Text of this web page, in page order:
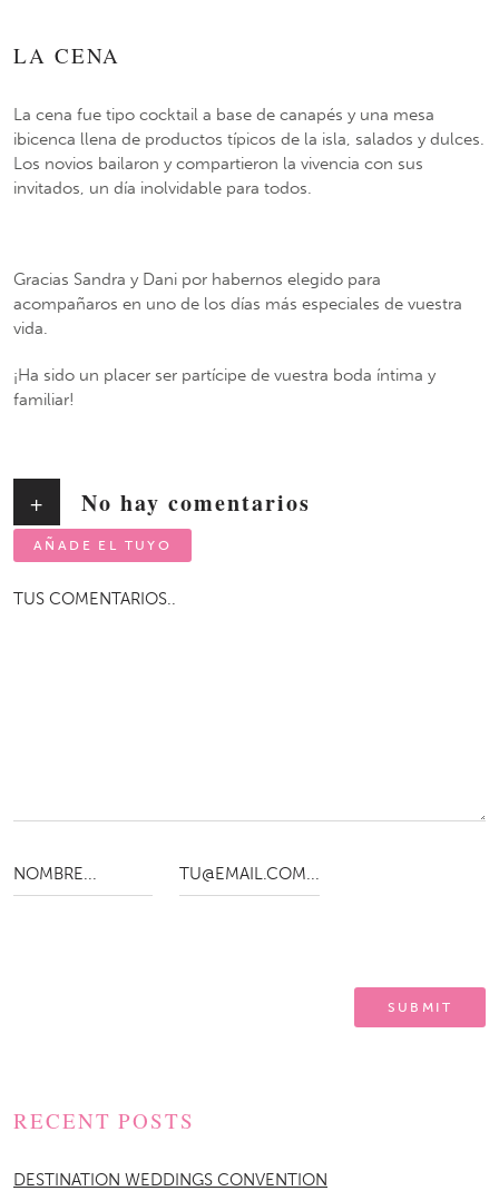
LA CENA
La cena fue tipo cocktail a base de canapés y una mesa
ibicenca llena de productos típicos de la isla, salados y dulces.
Los novios bailaron y compartieron la vivencia con sus
invitados, un día inolvidable para todos.
Gracias Sandra y Dani por habernos elegido para
acompañaros en uno de los días más especiales de vuestra
vida.
¡Ha sido un placer ser partícipe de vuestra boda íntima y
familiar!
+ No hay comentarios
AÑADE EL TUYO
RECENT POSTS
DESTINATION WEDDINGS CONVENTION